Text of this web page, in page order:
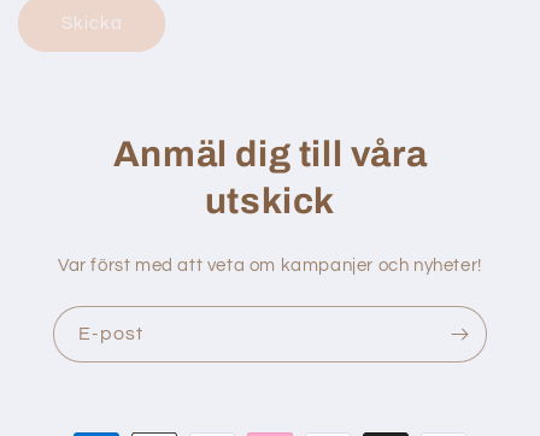
ä
Skicka
Anmäl dig till våra
utskick
Var först med att veta om kampanjer och nyheter!
E-post